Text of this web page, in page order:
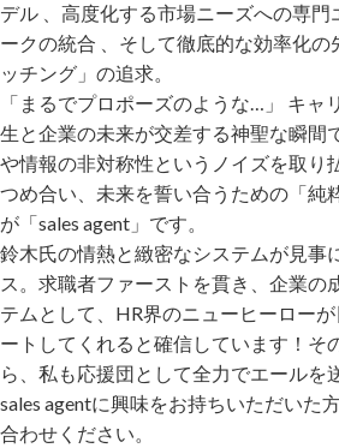
デル 、高度化する市場ニーズへの専門
ークの統合 、そして徹底的な効率化
ッチング」の追求。
「まるでプロポーズのような…」 キャ
生と企業の未来が交差する神聖な瞬間
や情報の非対称性というノイズを取り
つめ合い、未来を誓い合うための「純
が「sales agent」です。
鈴木氏の情熱と緻密なシステムが見事
ス。求職者ファーストを貫き、企業の
テムとして、HR界のニューヒーロー
ートしてくれると確信しています！そ
ら、私も応援団として全力でエールを
sales agentに興味をお持ちいただいた
合わせください。